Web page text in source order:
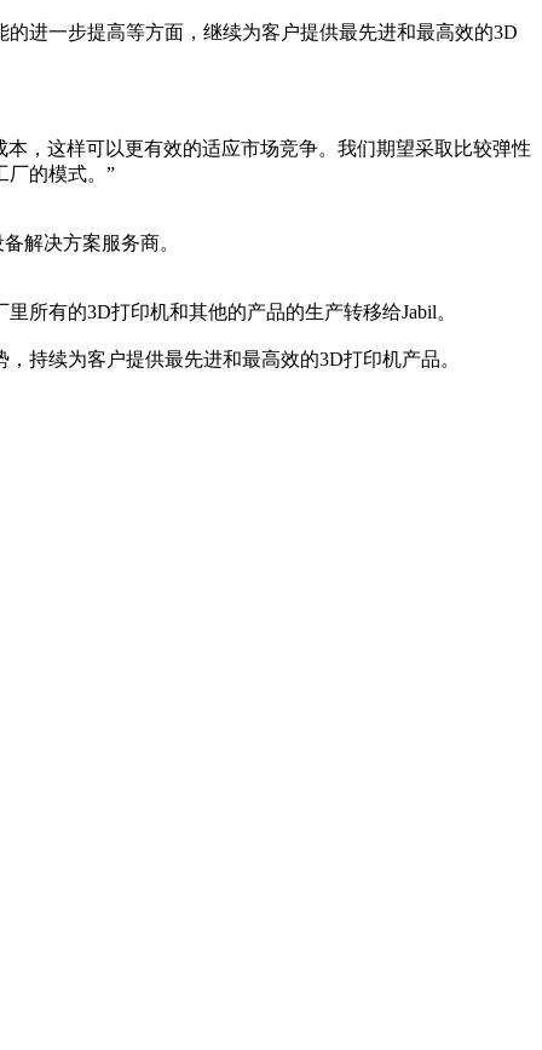
进一步提高等方面，继续为客户提供最先进和最高效的3D
本，这样可以更有效的适应市场竞争。我们期望采取比较弹性
厂的模式。”
解决方案服务商。
所有的3D打印机和其他的产品的生产转移给Jabil。
持续为客户提供最先进和最高效的3D打印机产品。